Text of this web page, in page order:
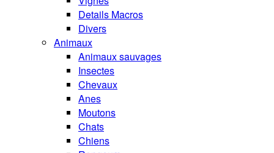
Details Macros
Divers
Animaux
Animaux sauvages
Insectes
Chevaux
Anes
Moutons
Chats
Chiens